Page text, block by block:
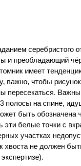
серебристого
и преобладающий
имеет
важно, чтобы
пересекаться.
полосы на спине,
быть обозначена
белые точки с
участках
хвоста не должен